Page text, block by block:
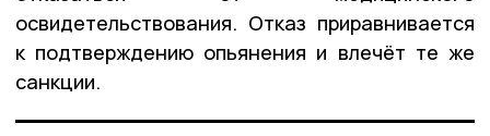
освидетельствования. Отказ приравнивается
к подтверждению опьянения и влечёт те же
санкции.